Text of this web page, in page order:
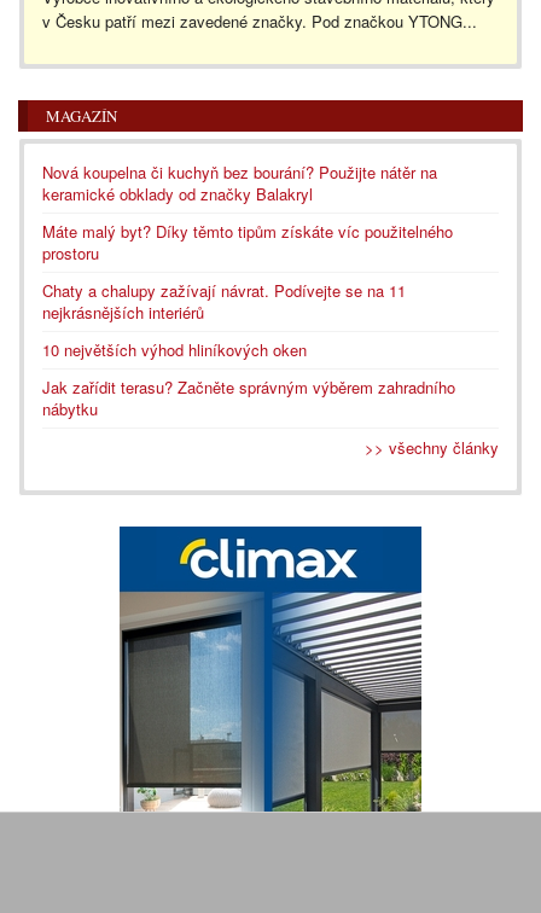
v Česku patří mezi zavedené značky. Pod značkou YTONG...
MAGAZÍN
Nová koupelna či kuchyň bez bourání? Použijte nátěr na
keramické obklady od značky Balakryl
Máte malý byt? Díky těmto tipům získáte víc použitelného
prostoru
Chaty a chalupy zažívají návrat. Podívejte se na 11
nejkrásnějších interiérů
10 největších výhod hliníkových oken
Jak zařídit terasu? Začněte správným výběrem zahradního
nábytku
>> všechny články